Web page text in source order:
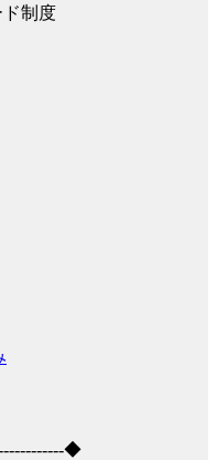
ド制度
◆